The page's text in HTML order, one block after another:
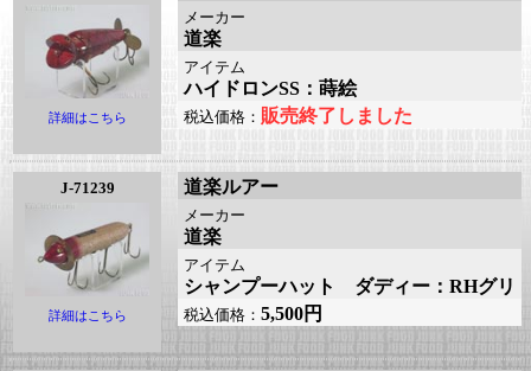
詳細はこちら
メーカー
道楽
アイテム
ハイドロンSS：蒔絵
税込価格： 販売終了しました
J-71239
詳細はこちら
道楽ルアー
メーカー
道楽
アイテム
シャンプーハット ダディー：RHグリ
税込価格： 5,500円